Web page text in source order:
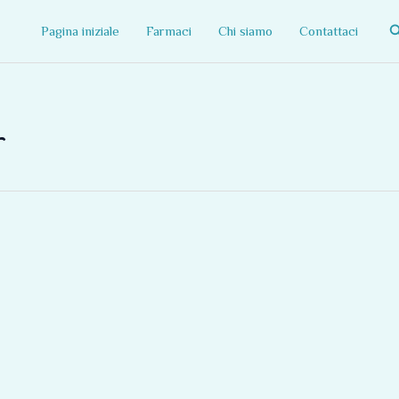
Pagina iniziale Farmaci Chi siamo Contattaci